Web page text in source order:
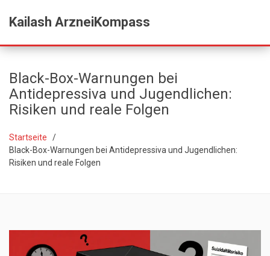
Kailash ArzneiKompass
Black-Box-Warnungen bei
Antidepressiva und Jugendlichen:
Risiken und reale Folgen
Startseite
Black-Box-Warnungen bei Antidepressiva und Jugendlichen:
Risiken und reale Folgen